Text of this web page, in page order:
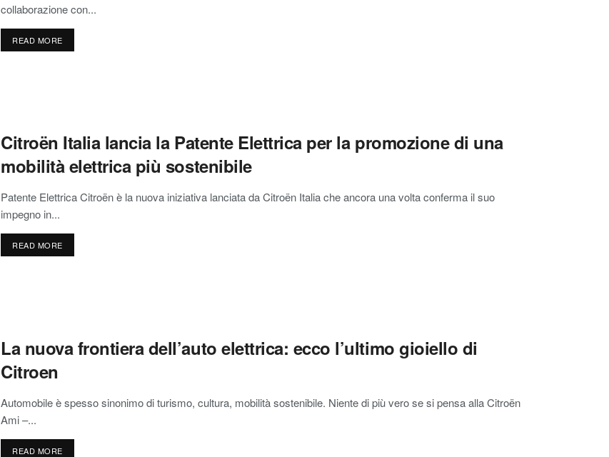
collaborazione con...
READ MORE
Citroën Italia lancia la Patente Elettrica per la promozione di una
mobilità elettrica più sostenibile
Patente Elettrica Citroën è la nuova iniziativa lanciata da Citroën Italia che ancora una volta conferma il suo
impegno in...
READ MORE
La nuova frontiera dell’auto elettrica: ecco l’ultimo gioiello di
Citroen
Automobile è spesso sinonimo di turismo, cultura, mobilità sostenibile. Niente di più vero se si pensa alla Citroën
Ami –...
READ MORE